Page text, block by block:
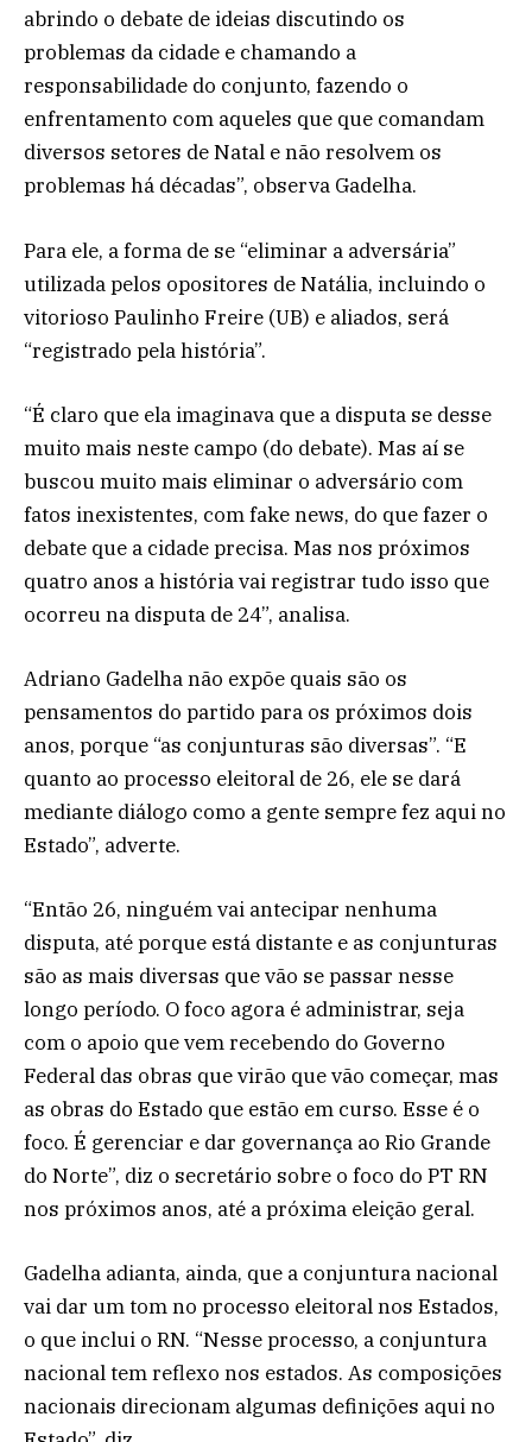
abrindo o debate de ideias discutindo os
problemas da cidade e chamando a
responsabilidade do conjunto, fazendo o
enfrentamento com aqueles que que comandam
diversos setores de Natal e não resolvem os
problemas há décadas”, observa Gadelha.
Para ele, a forma de se “eliminar a adversária”
utilizada pelos opositores de Natália, incluindo o
vitorioso Paulinho Freire (UB) e aliados, será
“registrado pela história”.
“É claro que ela imaginava que a disputa se desse
muito mais neste campo (do debate). Mas aí se
buscou muito mais eliminar o adversário com
fatos inexistentes, com fake news, do que fazer o
debate que a cidade precisa. Mas nos próximos
quatro anos a história vai registrar tudo isso que
ocorreu na disputa de 24”, analisa.
Adriano Gadelha não expõe quais são os
pensamentos do partido para os próximos dois
anos, porque “as conjunturas são diversas”. “E
quanto ao processo eleitoral de 26, ele se dará
mediante diálogo como a gente sempre fez aqui no
Estado”, adverte.
“Então 26, ninguém vai antecipar nenhuma
disputa, até porque está distante e as conjunturas
são as mais diversas que vão se passar nesse
longo período. O foco agora é administrar, seja
com o apoio que vem recebendo do Governo
Federal das obras que virão que vão começar, mas
as obras do Estado que estão em curso. Esse é o
foco. É gerenciar e dar governança ao Rio Grande
do Norte”, diz o secretário sobre o foco do PT RN
nos próximos anos, até a próxima eleição geral.
Gadelha adianta, ainda, que a conjuntura nacional
vai dar um tom no processo eleitoral nos Estados,
o que inclui o RN. “Nesse processo, a conjuntura
nacional tem reflexo nos estados. As composições
nacionais direcionam algumas definições aqui no